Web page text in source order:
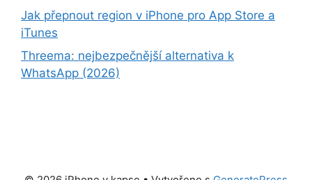
Jak přepnout region v iPhone pro App Store a
iTunes
Threema: nejbezpečnější alternativa k
WhatsApp (2026)